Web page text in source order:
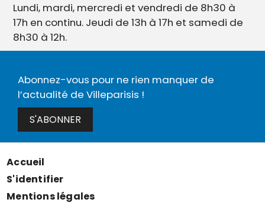
Lundi, mardi, mercredi et vendredi de 8h30 à
17h en continu. Jeudi de 13h à 17h et samedi de
8h30 à 12h.
Abonnez-vous pour ne rien manquer de
l’actualité de Villeparisis !
S'ABONNER
Menu
Pied
de
Accueil
S'identifier
Mentions légales